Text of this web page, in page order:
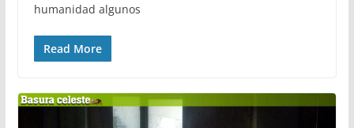
humanidad algunos
Read More